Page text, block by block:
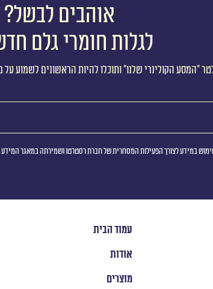
אוהבים לבשל?
לגלות חומרי גלם
״המסע הקולינרי שלנו״ ותוכלו להיות הראשונים לשמוע
במידע לצורך הפעילות המסחרית של חברת רסטרטו ושמירתה במאגר המידע
עמוד הבית
אודות
מוצרים